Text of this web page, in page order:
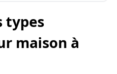
types
maison à